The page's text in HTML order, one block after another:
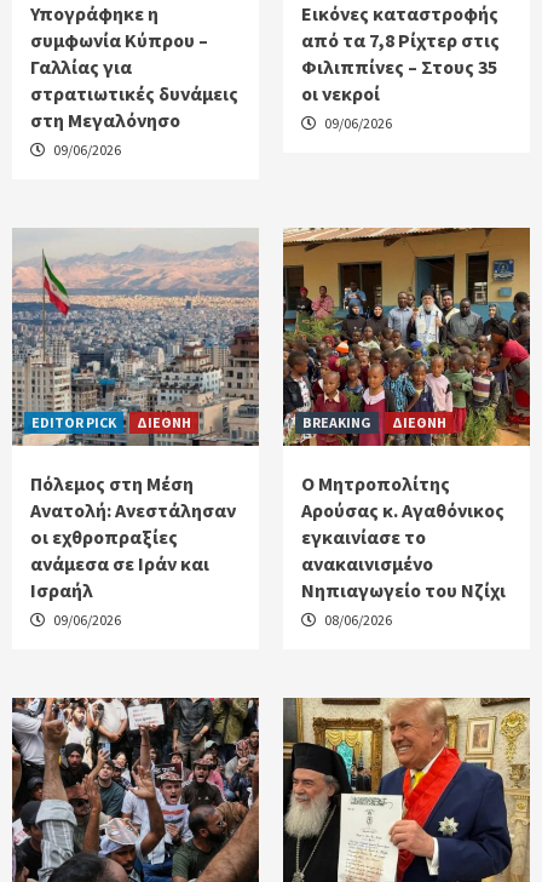
Υπογράφηκε η
συμφωνία Κύπρου –
Γαλλίας για
στρατιωτικές δυνάμεις
στη Μεγαλόνησο
09/06/2026
Εικόνες καταστροφής
από τα 7,8 Ρίχτερ στις
Φιλιππίνες – Στους 35
οι νεκροί
09/06/2026
EDITOR PICK ΔΙΕΘΝΗ
Πόλεμος στη Μέση
Ανατολή: Ανεστάλησαν
oι εχθροπραξίες
ανάμεσα σε Ιράν και
Ισραήλ
09/06/2026
BREAKING ΔΙΕΘΝΗ
Ο Μητροπολίτης
Αρούσας κ. Αγαθόνικος
εγκαινίασε το
ανακαινισμένο
Νηπιαγωγείο του Νζίχι
08/06/2026